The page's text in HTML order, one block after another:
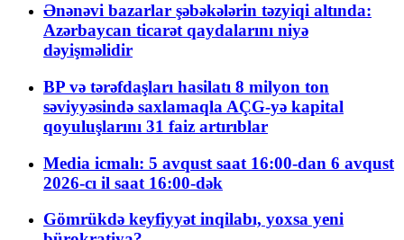
Ənənəvi bazarlar şəbəkələrin təzyiqi altında:
Azərbaycan ticarət qaydalarını niyə
dəyişməlidir
BP və tərəfdaşları hasilatı 8 milyon ton
səviyyəsində saxlamaqla AÇG-yə kapital
qoyuluşlarını 31 faiz artırıblar
Media icmalı: 5 avqust saat 16:00-dan 6 avqust
2026-cı il saat 16:00-dək
Gömrükdə keyfiyyət inqilabı, yoxsa yeni